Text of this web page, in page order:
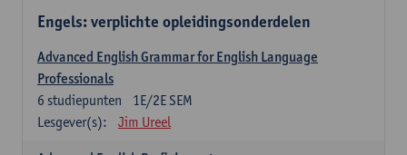
Engels: verplichte opleidingsonderdelen
Advanced English Grammar for English Language
Professionals
1E/2E SEM
6 studiepunten
Lesgever(s):
Jim Ureel